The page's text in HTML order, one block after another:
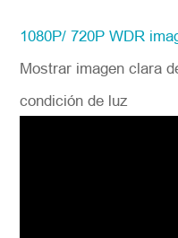
1080P/ 720P WDR
Mostrar imagen clara
condición de luz